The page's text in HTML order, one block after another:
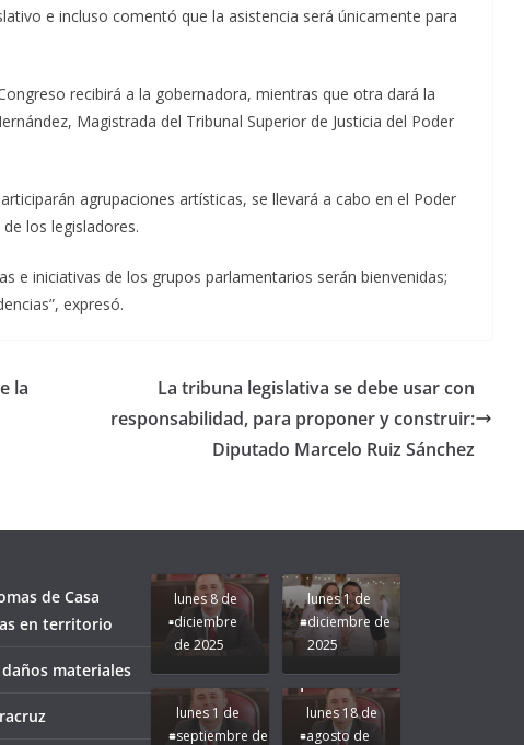
e incluso comentó que la asistencia será únicamente para
recibirá a la gobernadora, mientras que otra dará la
Magistrada del Tribunal Superior de Justicia del Poder
agrupaciones artísticas, se llevará a cabo en el Poder
los legisladores.
e iniciativas de los grupos parlamentarios serán bienvenidas;
expresó.
la
La tribuna legislativa se debe usar con
responsabilidad, para proponer y construir:
Diputado Marcelo Ruiz Sánchez
de Casa
en territorio
materiales
Unamos
lunes 8 de
diciembre
de 2025
lunes 1 de
diciembre de
2025
Apoyo y
Seguimos la
Ruta que
Marca
Nuestra
Rocío Nahle.
lunes 1 de
septiembre de
Pongamos
de moda;
San
Andrés
Tuxtla
presente.
lunes 18 de
agosto de